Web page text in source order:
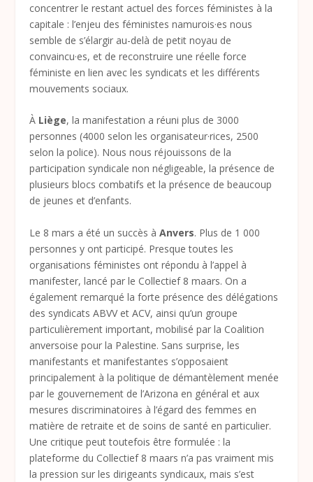
concentrer le restant actuel des forces féministes à la
capitale : l’enjeu des féministes namurois·es nous
semble de s’élargir au-delà de petit noyau de
convaincu·es, et de reconstruire une réelle force
féministe en lien avec les syndicats et les différents
mouvements sociaux.
À Liège, la manifestation a réuni plus de 3000
personnes (4000 selon les organisateur·rices, 2500
selon la police). Nous nous réjouissons de la
participation syndicale non négligeable, la présence de
plusieurs blocs combatifs et la présence de beaucoup
de jeunes et d’enfants.
Le 8 mars a été un succès àAnvers. Plus de 1 000
personnes y ont participé. Presque toutes les
organisations féministes ont répondu à l’appel à
manifester, lancé par le Collectief 8 maars. On a
également remarqué la forte présence des délégations
des syndicats ABVV et ACV, ainsi qu’un groupe
particulièrement important, mobilisé par la Coalition
anversoise pour la Palestine. Sans surprise, les
manifestants et manifestantes s’opposaient
principalement à la politique de démantèlement menée
par le gouvernement de l’Arizona en général et aux
mesures discriminatoires à l’égard des femmes en
matière de retraite et de soins de santé en particulier.
Une critique peut toutefois être formulée : la
plateforme du Collectief 8 maars n’a pas vraiment mis
la pression sur les dirigeants syndicaux, mais s’est